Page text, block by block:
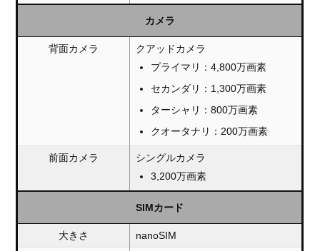
カメラ
背面カメラ
クアッドカメラ
プライマリ：4,800万画素
セカンダリ：1,300万画素
ターシャリ：800万画素
クオータナリ：200万画素
前面カメラ
シングルカメラ
3,200万画素
SIMカード
大きさ nanoSIM